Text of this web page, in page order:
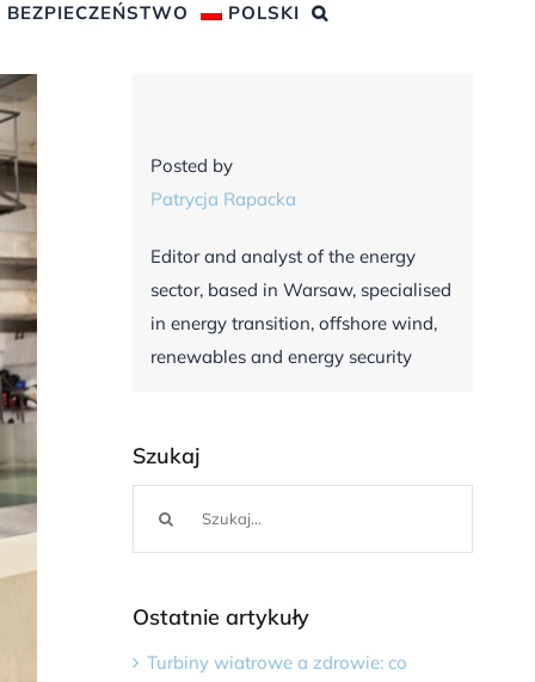
BEZPIECZEŃSTWO POLSKI
Posted by
Patrycja Rapacka
Editor and analyst of the energy
sector, based in Warsaw, specialised
in energy transition, offshore wind,
renewables and energy security
Szukaj
Ostatnie artykuły
Turbiny wiatrowe a zdrowie: co